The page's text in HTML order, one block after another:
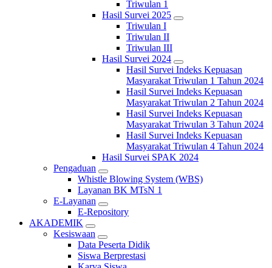
Triwulan 1
Hasil Survei 2025
Triwulan I
Triwulan II
Triwulan III
Hasil Survei 2024
Hasil Survei Indeks Kepuasan
Masyarakat Triwulan 1 Tahun 2024
Hasil Survei Indeks Kepuasan
Masyarakat Triwulan 2 Tahun 2024
Hasil Survei Indeks Kepuasan
Masyarakat Triwulan 3 Tahun 2024
Hasil Survei Indeks Kepuasan
Masyarakat Triwulan 4 Tahun 2024
Hasil Survei SPAK 2024
Pengaduan
Whistle Blowing System (WBS)
Layanan BK MTsN 1
E-Layanan
E-Repository
AKADEMIK
Kesiswaan
Data Peserta Didik
Siswa Berprestasi